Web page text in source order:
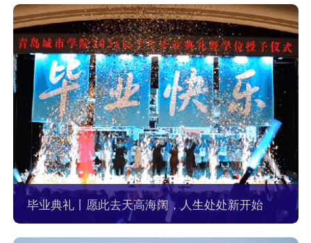
毕业典礼丨愿此去天高海阔，人生处处新开始